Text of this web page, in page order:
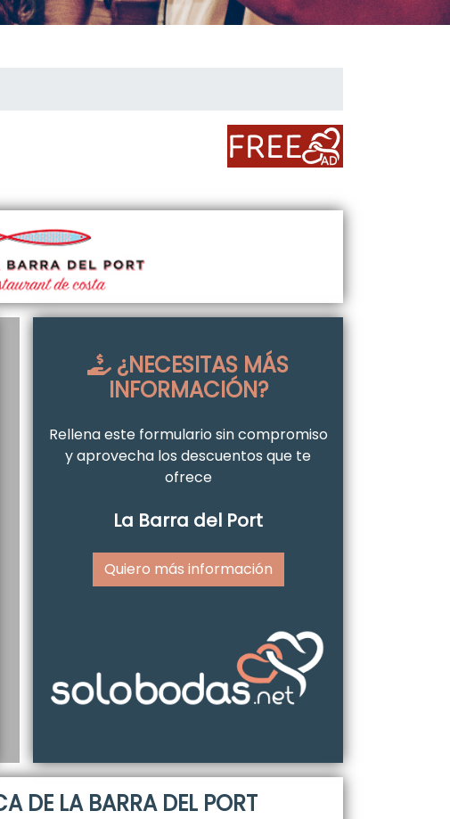
¿NECESITAS MÁS
INFORMACIÓN?
Rellena este formulario sin compromiso
y aprovecha los descuentos que te
ofrece
La Barra del Port
Quiero más información
DE LA BARRA DEL PORT